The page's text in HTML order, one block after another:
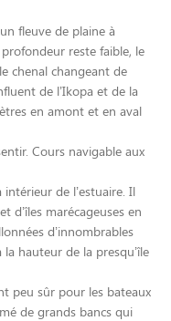
fleuve de plaine à
reste faible, le
chenal changeant de
de l’Ikopa et de la
en amont et en aval
Cours navigable aux
de l’estuaire. Il
d’îles marécageuses en
d’innombrables
hauteur de la presqu’île
peu sûr pour les bateaux
de grands bancs qui